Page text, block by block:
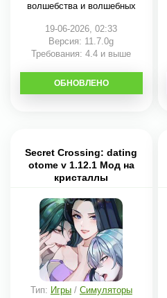
волшебства и волшебных
19-06-2026, 02:33
Версия: 11.7.0g
Требования: 4.4 и выше
СКАЧАТЬ
ОБНОВЛЕНО
Secret Crossing: dating
otome v 1.12.1 Мод на
кристаллы
Тип: Игры/ Симуляторы